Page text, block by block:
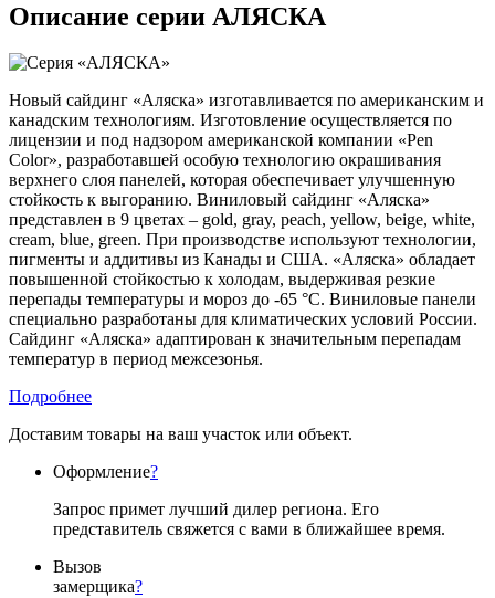
Описание серии АЛЯСКА
Новый сайдинг «Аляска» изготавливается по американским и
канадским технологиям. Изготовление осуществляется по
лицензии и под надзором американской компании «Pen
Color», разработавшей особую технологию окрашивания
верхнего слоя панелей, которая обеспечивает улучшенную
стойкость к выгоранию. Виниловый сайдинг «Аляска»
представлен в 9 цветах – gold, gray, peach, yellow, beige, white,
cream, blue, green. При производстве используют технологии,
пигменты и аддитивы из Канады и США. «Аляска» обладает
повышенной стойкостью к холодам, выдерживая резкие
перепады температуры и мороз до -65 °С. Виниловые панели
специально разработаны для климатических условий России.
Сайдинг «Аляска» адаптирован к значительным перепадам
температур в период межсезонья.
Подробнее
Доставим товары на ваш участок или объект.
Оформление?
Запрос примет лучший дилер региона. Его
представитель свяжется с вами в ближайшее время.
Вызов
замерщика?